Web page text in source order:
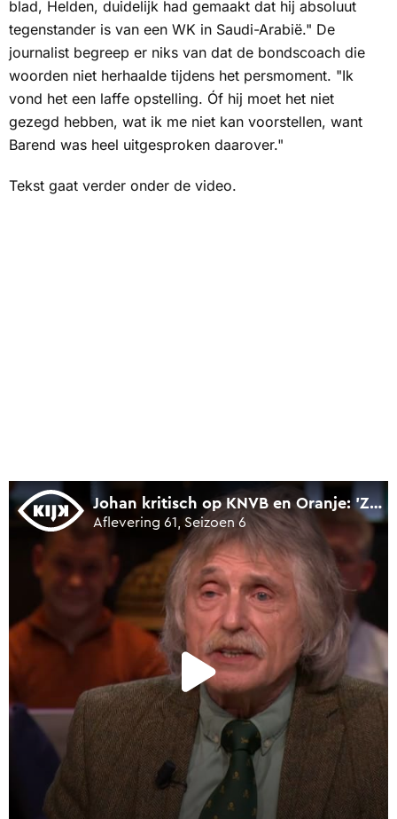
blad, Helden, duidelijk had gemaakt dat hij absoluut
tegenstander is van een WK in Saudi-Arabië." De
journalist begreep er niks van dat de bondscoach die
woorden niet herhaalde tijdens het persmoment. "Ik
vond het een laffe opstelling. Óf hij moet het niet
gezegd hebben, wat ik me niet kan voorstellen, want
Barend was heel uitgesproken daarover."
Tekst gaat verder onder de video.